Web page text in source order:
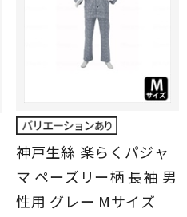
神戸生絲 楽らくパジャ
マ ペーズリー柄 長袖 男
性用 グレー Mサイズ